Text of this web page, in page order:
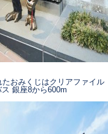
おみくじはクリアファイル
銀座8から600m